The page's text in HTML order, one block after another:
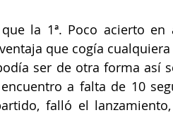
la 1ª. Poco acierto en
que cogía
ser de otra forma así
a falta de 10
falló el